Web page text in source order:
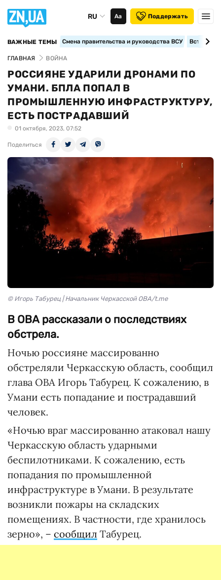
RU Аа Поддержать
ВАЖНЫЕ ТЕМЫ Смена правительства и руководства ВСУ
ГЛАВНАЯ ВОЙНА
РОССИЯНЕ УДАРИЛИ ДРОНАМИ ПО
УМАНИ. БПЛА ПОПАЛ В
ПРОМЫШЛЕННУЮ ИНФРАСТРУКТУРУ,
ЕСТЬ ПОСТРАДАВШИЙ
01 октября, 2023, 07:52
Поделиться
© Игорь Табурец | Начальник Черкасской ОВА/t.me
В ОВА рассказали о последствиях
обстрела.
Ночью россияне массированно
обстреляли Черкасскую область, сообщил
глава ОВА Игорь Табурец. К сожалению, в
Умани есть попадание и пострадавший
человек.
«Ночью враг массированно атаковал нашу
Черкасскую область ударными
беспилотниками. К сожалению, есть
попадания по промышленной
инфраструктуре в Умани. В результате
возникли пожары на складских
помещениях. В частности, где хранилось
зерно», – сообщил Табурец.